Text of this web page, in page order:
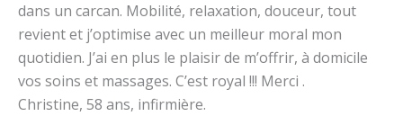
dans un carcan. Mobilité, relaxation, douceur, tout
revient et j’optimise avec un meilleur moral mon
quotidien. J’ai en plus le plaisir de m’offrir, à domicile
vos soins et massages. C’est royal !!! Merci .
Christine, 58 ans, infirmière.